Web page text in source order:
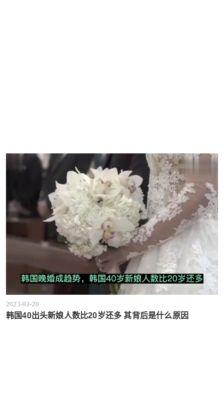
2023-03-20
韩国40出头新娘人数比20岁还多 其背后是什么原因